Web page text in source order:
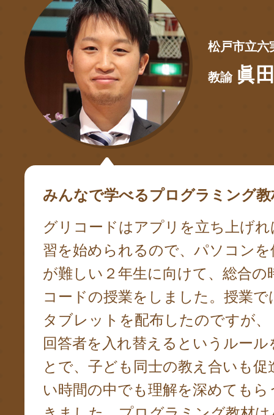
松戸市立六
教諭 眞
みんなで学べるプログラミング教
グリコードはアプリを立ち上げ
習を始められるので、パソコン
が難しい２年生に向けて、総合の
コードの授業をしました。授業で
タブレットを配布したのですが
回答者を入れ替えるというルー
とで、子ども同士の教え合いも促
い時間の中でも理解を深めても